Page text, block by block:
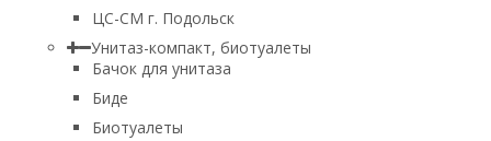
ЦС-СМ г. Подольск
Унитаз-компакт, биотуалеты
Бачок для унитаза
Биде
Биотуалеты